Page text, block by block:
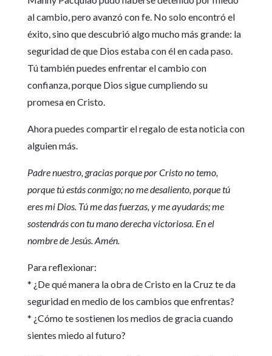
al cambio, pero avanzó con fe. No solo encontró el
éxito, sino que descubrió algo mucho más grande: la
seguridad de que Dios estaba con él en cada paso.
Tú también puedes enfrentar el cambio con
confianza, porque Dios sigue cumpliendo su
promesa en Cristo.
Ahora puedes compartir el regalo de esta noticia con
alguien más.
Padre nuestro, gracias porque por Cristo no temo,
porque tú estás conmigo; no me desaliento, porque tú
eres mi Dios. Tú me das fuerzas, y me ayudarás; me
sostendrás con tu mano derecha victoriosa. En el
nombre de Jesús. Amén.
Para reflexionar:
* ¿De qué manera la obra de Cristo en la Cruz te da
seguridad en medio de los cambios que enfrentas?
* ¿Cómo te sostienen los medios de gracia cuando
sientes miedo al futuro?